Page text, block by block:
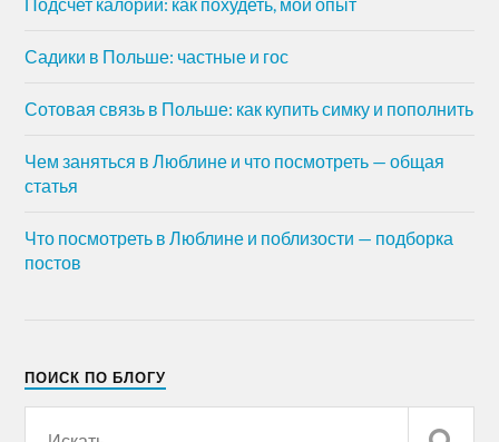
Подсчет калорий: как похудеть, мой опыт
Садики в Польше: частные и гос
Сотовая связь в Польше: как купить симку и пополнить
Чем заняться в Люблине и что посмотреть — общая
статья
Что посмотреть в Люблине и поблизости — подборка
постов
ПОИСК ПО БЛОГУ